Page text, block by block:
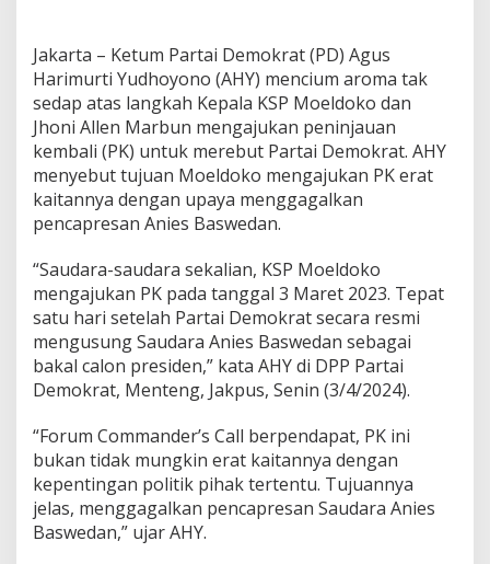
i
h
a
n
D
e
m
o
k
r
t
T
e
r
k
a
i
P
e
n
c
a
p
Jakarta – Ketum Partai Demokrat (PD) Agus
Harimurti Yudhoyono (AHY) mencium aroma tak
sedap atas langkah Kepala KSP Moeldoko dan
Jhoni Allen Marbun mengajukan peninjauan
kembali (PK) untuk merebut Partai Demokrat. AHY
menyebut tujuan Moeldoko mengajukan PK erat
kaitannya dengan upaya menggagalkan
pencapresan Anies Baswedan.
“Saudara-saudara sekalian, KSP Moeldoko
mengajukan PK pada tanggal 3 Maret 2023. Tepat
satu hari setelah Partai Demokrat secara resmi
mengusung Saudara Anies Baswedan sebagai
bakal calon presiden,” kata AHY di DPP Partai
Demokrat, Menteng, Jakpus, Senin (3/4/2024).
“Forum Commander’s Call berpendapat, PK ini
bukan tidak mungkin erat kaitannya dengan
kepentingan politik pihak tertentu. Tujuannya
jelas, menggagalkan pencapresan Saudara Anies
Baswedan,” ujar AHY.